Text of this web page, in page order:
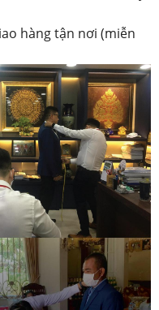
hàng tận nơi (miễn